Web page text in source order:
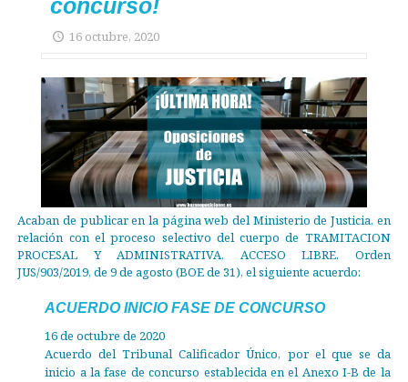
concurso!
16 octubre, 2020
Acaban de publicar en la página web del Ministerio de Justicia, en
relación con el proceso selectivo del cuerpo de TRAMITACION
PROCESAL Y ADMINISTRATIVA, ACCESO LIBRE, Orden
JUS/903/2019, de 9 de agosto (BOE de 31), el siguiente acuerdo:
ACUERDO INICIO FASE DE CONCURSO
16 de octubre de 2020
Acuerdo del Tribunal Calificador Único, por el que se da
inicio a la fase de concurso establecida en el Anexo I-B de la